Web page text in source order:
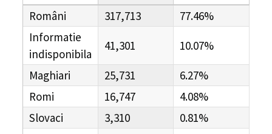
Români
317,713
77.46%
Informatie
indisponibila
41,301 10.07%
Maghiari 25,731
6.27%
Romi
16,747
4.08%
Slovaci
3,310
0.81%